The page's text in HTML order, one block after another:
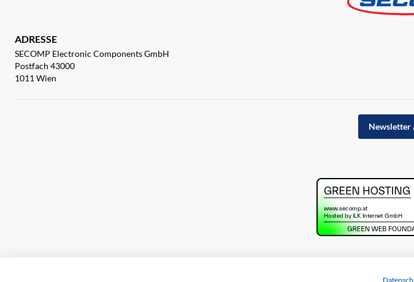
ADRESSE
SECOMP Electronic Components GmbH
Postfach 43000
1011 Wien
Newsletter